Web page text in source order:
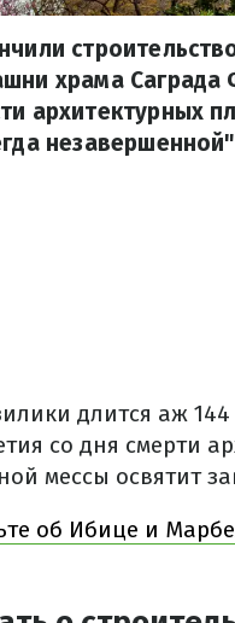
храма Саграда
архитектурных
длится аж
со дня смерти
мессы освятит
об Ибице и